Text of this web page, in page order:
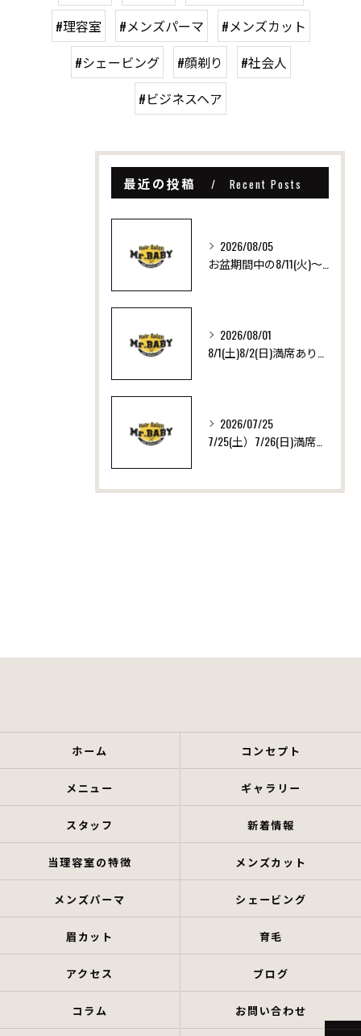
#理容室
#メンズパーマ
#メンズカット
#シェービング
#顔剃り
#社会人
#ビジネスヘア
最近の投稿 Recent Posts
2026/08/05
2026/08/01
2026/07/25
ホーム コンセプト
メニュー ギャラリー
スタッフ 新着情報
当理容室の特徴 メンズカット
メンズパーマ シェービング
眉カット 育毛
アクセス ブログ
コラム お問い合わせ